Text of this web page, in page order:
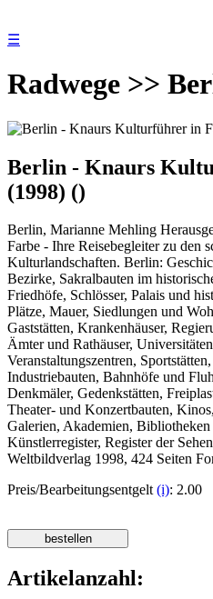
☰
Radwege >>
Berlin - Knaurs
(1998) ()
Berlin, Marianne Mehling
Farbe - Ihre Reisebegleiter zu den
Kulturlandschaften. Berlin:
Bezirke, Sakralbauten im
Friedhöfe, Schlösser, Palais und
Plätze, Mauer, Siedlungen und
Gaststätten, Krankenhäuser,
Ämter und Rathäuser,
Veranstaltungszentren,
Industriebauten, Bahnhöfe und
Denkmäler, Gedenkstätten,
Theater- und Konzertbauten,
Galerien, Akademien,
Künstlerregister, Register der
Weltbildverlag 1998, 424 Seiten
Preis/Bearbeitungsentgelt(i): 2.00
Artikelanzahl: